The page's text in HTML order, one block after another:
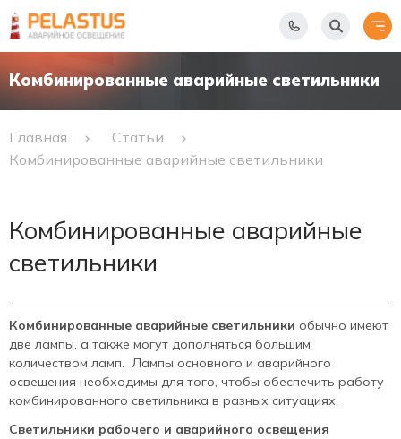
Комбинированные аварийные светильники
Главная
Статьи
Комбинированные аварийные светильники
Комбинированные аварийные
светильники
Комбинированные аварийные светильники обычно имеют
две лампы, а также могут дополняться большим
количеством ламп. Лампы основного и аварийного
освещения необходимы для того, чтобы обеспечить работу
комбинированного светильника в разных ситуациях.
Светильники рабочего и аварийного освещения